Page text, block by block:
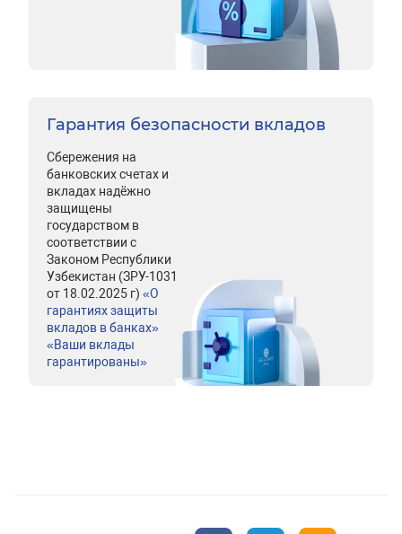
Гарантия безопасности вкладов
Сбережения на
банковских счетах и
вкладах надёжно
защищены
государством в
соответствии с
Законом Республики
Узбекистан (ЗРУ-1031
от 18.02.2025 г) «О
гарантиях защиты
вкладов в банках»
«Ваши вклады
гарантированы»